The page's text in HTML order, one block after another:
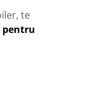
te